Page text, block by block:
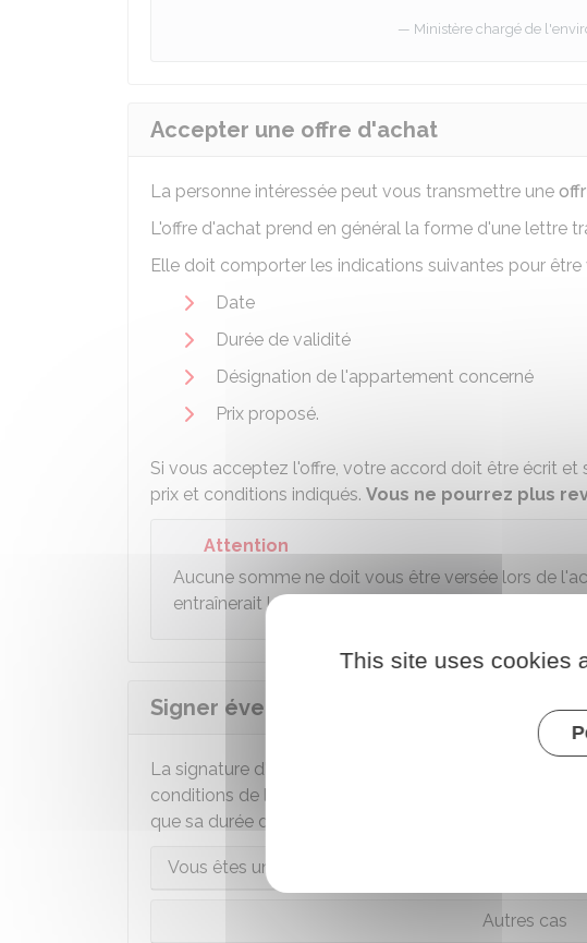
Ministère chargé de
Accepter une offre d'achat
La personne intéressée peut vous transmettre une
L'offre d'achat prend en général la forme d'une lettre
Elle doit comporter les indications suivantes pour être
Date
Durée de validité
Désignation de l'appartement concerné
Prix proposé.
Si vous acceptez l'offre, votre accord doit être écrit et
prix et conditions indiqués. Vous ne pourrez plus
Attention
Aucune somme ne doit vous être versée lors de
entraînerait la
Signer éventuellement la promesse de
La signature d'une
n'est pas
conditions de la vente. Elle est établie différemment si
que sa durée de validité dépasse 18 mois.
Vous êtes une personne physique et la durée de
Autres cas
This site uses cookies